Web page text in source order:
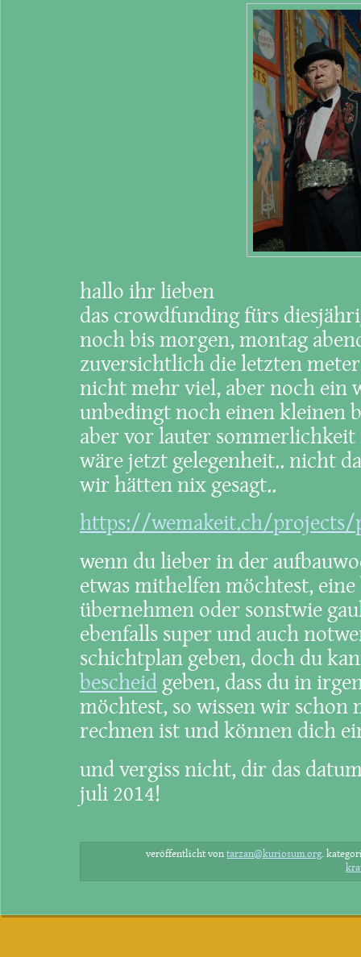
hallo ihr lieben
das crowdfunding fürs
noch bis morgen, montag
zuversichtlich die letzten
nicht mehr viel, aber noch ein
unbedingt noch einen kleinen
aber vor lauter sommerlichkeit
wäre jetzt gelegenheit.. nicht
wir hätten nix gesagt..
https://wemakeit.ch/projects/
wenn du lieber in der
etwas mithelfen möchtest,
übernehmen oder sonstwie
ebenfalls super und auch
schichtplan geben, doch du
bescheid geben, dass du in
möchtest, so wissen wir
rechnen ist und können dich
und vergiss nicht, dir das
juli 2014!
veröffentlicht vontarzan@kuriosum.org.